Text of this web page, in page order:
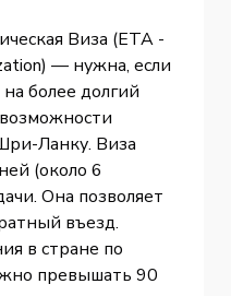
Виза (ETA -
— нужна, если
более долгий
Ланку. Виза
(около 6
Она позволяет
въезд.
в стране по
превышать 90